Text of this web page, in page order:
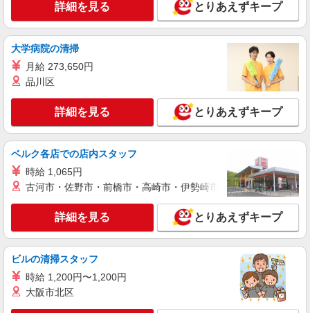
株式会社パソナ・神戸/OKW6001160494
時給1400円 月収例：210000円 ★交通費規定に
基づき交通費支給
兵庫県神戸市中央区（JR東海道本線三ノ宮
詳細を見る
派遣社員
株式会社パソナ・神戸/OKW6001162280
営業事務/一般事務
月給219800円 ★交通費規定に基づき交通費支
給
兵庫県神戸市中央区（阪神本線春日野道駅）
キープ 詳細を見る
派遣社員
株式会社パソナ・大阪(NO.6001163758)
詳細を見る とりあえずキープ
大学病院の清掃
月給 273,650円
品川区
詳細を見る とりあえずキープ
ベルク各店での店内スタッフ
時給 1,065円
古河市・佐野市・前橋市・高崎市・伊勢崎市・太田市・館林市
詳細を見る とりあえずキープ
ビルの清掃スタッフ
時給 1,200円〜1,200円
大阪市北区